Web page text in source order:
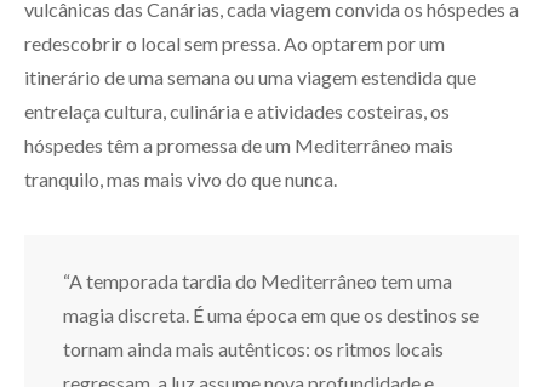
vulcânicas das Canárias, cada viagem convida os hóspedes a
redescobrir o local sem pressa. Ao optarem por um
itinerário de uma semana ou uma viagem estendida que
entrelaça cultura, culinária e atividades costeiras, os
hóspedes têm a promessa de um Mediterrâneo mais
tranquilo, mas mais vivo do que nunca.
“A temporada tardia do Mediterrâneo tem uma
magia discreta. É uma época em que os destinos se
tornam ainda mais autênticos: os ritmos locais